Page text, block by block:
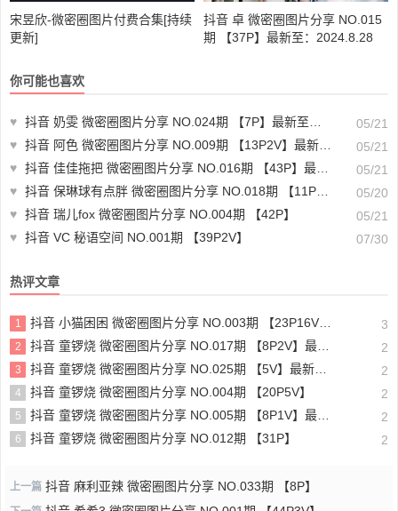
宋昱欣-微密圈图片付费合集[持续
更新]
抖音 卓 微密圈图片分享 NO.015
期 【37P】最新至：2024.8.28
你可能也喜欢
♥ 抖音 奶雯 微密圈图片分享 NO.024期 【7P】最新至：2023.11.08
05/21
♥ 抖音 阿色 微密圈图片分享 NO.009期 【13P2V】最新至：2023.7.21
05/21
♥ 抖音 佳佳拖把 微密圈图片分享 NO.016期 【43P】最新至：2023.9.21
05/21
♥ 抖音 保琳球有点胖 微密圈图片分享 NO.018期 【11P】最新至：2023.5.23
05/20
♥ 抖音 瑞儿fox 微密圈图片分享 NO.004期 【42P】
05/21
♥ 抖音 VC 秘语空间 NO.001期 【39P2V】 07/30
热评文章
1 抖音 小猫困困 微密圈图片分享 NO.003期 【23P16V】最新至：2025.1.23 3
2 抖音 童锣烧 微密圈图片分享 NO.017期 【8P2V】最新至：2204.11.14 2
3 抖音 童锣烧 微密圈图片分享 NO.025期 【5V】最新至：2025.3.12 2
4 抖音 童锣烧 微密圈图片分享 NO.004期 【20P5V】 2
5 抖音 童锣烧 微密圈图片分享 NO.005期 【8P1V】最新至：2023.6.11 2
6 抖音 童锣烧 微密圈图片分享 NO.012期 【31P】 2
上一篇 抖音 麻利亚辣 微密圈图片分享 NO.033期 【8P】